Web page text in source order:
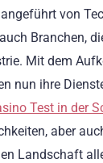
von
Branchen,
Mit dem
nun ihre
Test in der
aber
Landschaft